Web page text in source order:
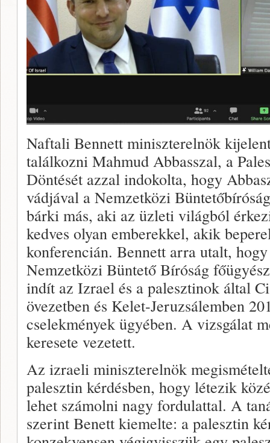
Naftali Bennett miniszterelnök
találkozni Mahmud Abbasszal, a
Döntését azzal indokolta, hogy
vádjával a Nemzetközi
bárki más, aki az üzleti világból
kedves olyan emberekkel, akik
konferencián. Bennett arra utalt,
Nemzetközi Büntető Bíróság
indít az Izrael és a palesztinok által
övezetben és Kelet-Jeruzsálemben
cselekmények ügyében. A vizsgálat
keresete vezetett.
Az izraeli miniszterelnök
palesztin kérdésben, hogy létezik
lehet számolni nagy fordulattal. A
szerint Benett kiemelte: a palesztin